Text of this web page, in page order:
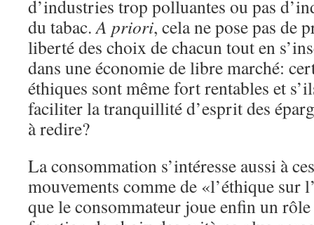
d’industries trop polluantes ou pas
du tabac.A priori, cela ne pose pas de
liberté des choix de chacun tout en
dans une économie de libre marché:
éthiques sont même fort rentables et
faciliter la tranquillité d’esprit des
à redire?
La consommation s’intéresse aussi à
mouvements comme de «l’éthique sur
que le consommateur joue enfin un